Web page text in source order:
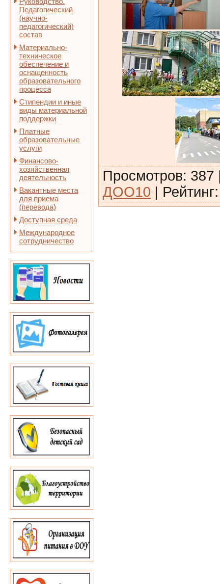
Педагогический
(научно-
педагогический)
состав
Материально-
техническое
обеспечение и
оснащенность
образовательного
процесса
Стипендии и иные
виды материальной
поддержки
Платные
образовательные
услуги
Финансово-
хозяйственная
деятельность
Вакантные места
для приема
(перевода)
Доступная среда
Международное
сотрудничество
Просмотров: 387
ДОО10 | Рейтинг: